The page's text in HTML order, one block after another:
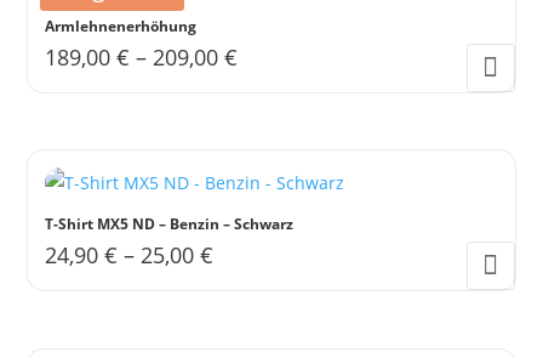
Armlehnenerhöhung
189,00€ –209,00€
mehrere
Varianten
auf.
T-Shirt MX5 ND – Benzin – Schwarz
24,90€ –25,00€